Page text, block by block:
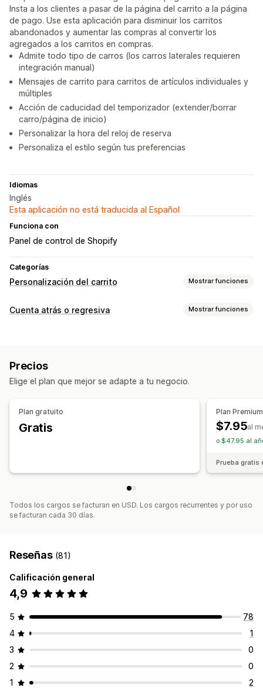
Insta a los clientes a pasar de la página del carrito a la página
de pago. Use esta aplicación para disminuir los carritos
abandonados y aumentar las compras al convertir los
agregados a los carritos en compras.
Admite todo tipo de carros (los carros laterales requieren
integración manual)
Mensajes de carrito para carritos de artículos individuales y
múltiples
Acción de caducidad del temporizador (extender/borrar
carro/página de inicio)
Personalizar la hora del reloj de reserva
Personaliza el estilo según tus preferencias
Idiomas
Inglés
Esta aplicación no está traducida al Español
Funciona con
Panel de control de Shopify
Categorías
Personalización del carrito Mostrar funciones
Visualización de carrito
Temporizadores de cuenta atrás
Cuenta atrás o regresiva Mostrar funciones
Posición personalizada
Página del carrito Páginas de productos
Basado en la sesión
Sesión con tiempo
Ofertas diarias Liquidaciones inmediatas
Promoción por tiempo limitado
Pedidos en preventa Pago
Precios
Elige el plan que mejor se adapte a tu negocio.
Plan gratuito
Gratis
Plan Premium
$7.95al
o $47.95 al
Prueba gratis
Todos los cargos se facturan en USD. Los cargos recurrentes y por uso
se facturan cada 30 días.
Reseñas (81)
Calificación general
4,9
5
78
4
1
3
0
2
0
1
2